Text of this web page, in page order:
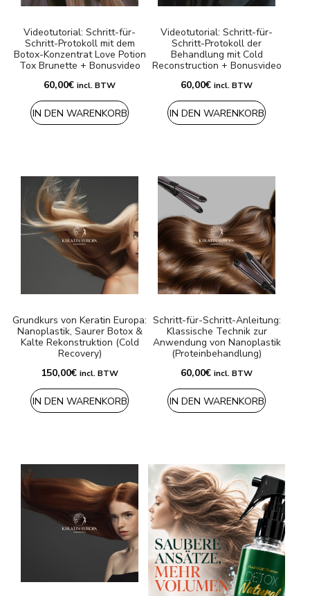
Videotutorial: Schritt-für-
Schritt-Protokoll mit dem
Botox-Konzentrat Love Potion
Tox Brunette + Bonusvideo
60,00€ incl. BTW
IN DEN WARENKORB
Videotutorial: Schritt-für-
Schritt-Protokoll der
Behandlung mit Cold
Reconstruction + Bonusvideo
60,00€ incl. BTW
IN DEN WARENKORB
Grundkurs von Keratin Europa:
Nanoplastik, Saurer Botox &
Kalte Rekonstruktion (Cold
Recovery)
150,00€ incl. BTW
IN DEN WARENKORB
Schritt-für-Schritt-Anleitung:
Klassische Technik zur
Anwendung von Nanoplastik
(Proteinbehandlung)
60,00€ incl. BTW
IN DEN WARENKORB